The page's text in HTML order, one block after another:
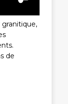
de